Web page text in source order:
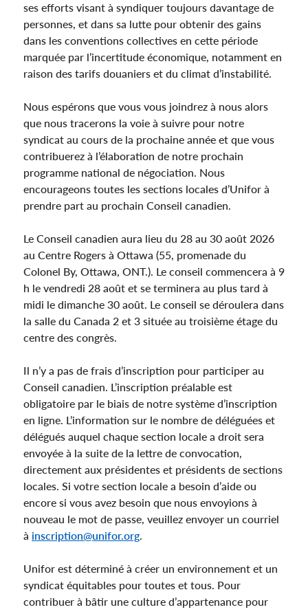
ses efforts visant à syndiquer toujours davantage de
personnes, et dans sa lutte pour obtenir des gains
dans les conventions collectives en cette période
marquée par l’incertitude économique, notamment en
raison des tarifs douaniers et du climat d’instabilité.
Nous espérons que vous vous joindrez à nous alors
que nous tracerons la voie à suivre pour notre
syndicat au cours de la prochaine année et que vous
contribuerez à l’élaboration de notre prochain
programme national de négociation. Nous
encourageons toutes les sections locales d’Unifor à
prendre part au prochain Conseil canadien.
Le Conseil canadien aura lieu du 28 au 30 août 2026
au Centre Rogers à Ottawa (55, promenade du
Colonel By, Ottawa, ONT.). Le conseil commencera à 9
h le vendredi 28 août et se terminera au plus tard à
midi le dimanche 30 août. Le conseil se déroulera dans
la salle du Canada 2 et 3 située au troisième étage du
centre des congrès.
Il n’y a pas de frais d’inscription pour participer au
Conseil canadien. L’inscription préalable est
obligatoire par le biais de notre système d’inscription
en ligne. L’information sur le nombre de déléguées et
délégués auquel chaque section locale a droit sera
envoyée à la suite de la lettre de convocation,
directement aux présidentes et présidents de sections
locales. Si votre section locale a besoin d’aide ou
encore si vous avez besoin que nous envoyions à
nouveau le mot de passe, veuillez envoyer un courriel
à inscription@unifor.org.
Unifor est déterminé à créer un environnement et un
syndicat équitables pour toutes et tous. Pour
contribuer à bâtir une culture d’appartenance pour